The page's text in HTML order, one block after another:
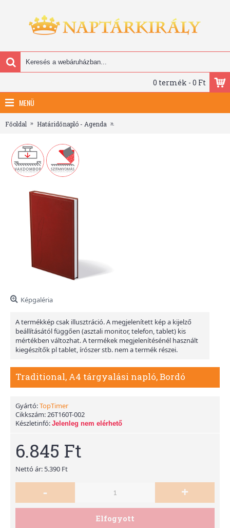
0 termék - 0 Ft
MENÜ
Főoldal Határidőnapló - Agenda
Képgaléria
A termékkép csak illusztráció. A megjelenített kép a kijelző
beállításától függően (asztali monitor, telefon, tablet) kis
mértékben változhat. A termékek megjelenítésénél használt
kiegészítők pl tablet, írószer stb. nem a termék részei.
Traditional, A4 tárgyalási napló, Bordó
Gyártó:TopTimer
Cikkszám:26T160T-002
Készletinfó: Jelenleg nem elérhető
6.845 Ft
Nettó ár: 5.390 Ft
- +
Elfogyott